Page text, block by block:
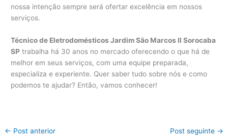
nossa intenção sempre será ofertar excelência em nossos
serviços.
Técnico de Eletrodomésticos Jardim São Marcos II Sorocaba
SP trabalha há 30 anos no mercado oferecendo o que há de
melhor em seus serviços, com uma equipe preparada,
especializa e experiente. Quer saber tudo sobre nós e como
podemos te ajudar? Então, vamos conhecer!
← Post anterior Post seguinte →